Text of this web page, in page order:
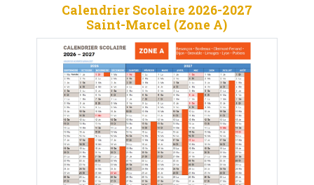
Calendrier Scolaire 2026-2027
Saint-Marcel (Zone A)